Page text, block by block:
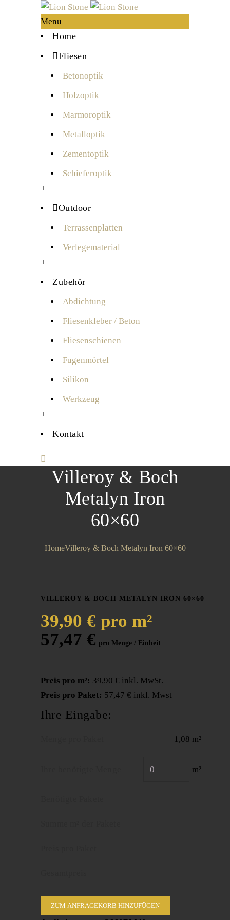
Menu
Home
Fliesen
Betonoptik
Holzoptik
Marmoroptik
Metalloptik
Zementoptik
Schieferoptik
+
Outdoor
Terrassenplatten
Verlegematerial
+
Zubehör
Abdichtung
Fliesenkleber / Beton
Fliesenschienen
Fugenmörtel
Silikon
Werkzeug
+
Kontakt
Villeroy & Boch
Metalyn Iron
60×60
HomeVilleroy & Boch Metalyn Iron 60×60
VILLEROY & BOCH METALYN IRON 60×60
39,90 € pro m²
57,47 €
Preis pro m²: 39,90 € inkl. MwSt.
Preis pro Paket: 57,47 € inkl. Mwst
Ihre Eingabe:
1,08 m²
m²
ZUM ANFRAGEKORB HINZUFÜGEN